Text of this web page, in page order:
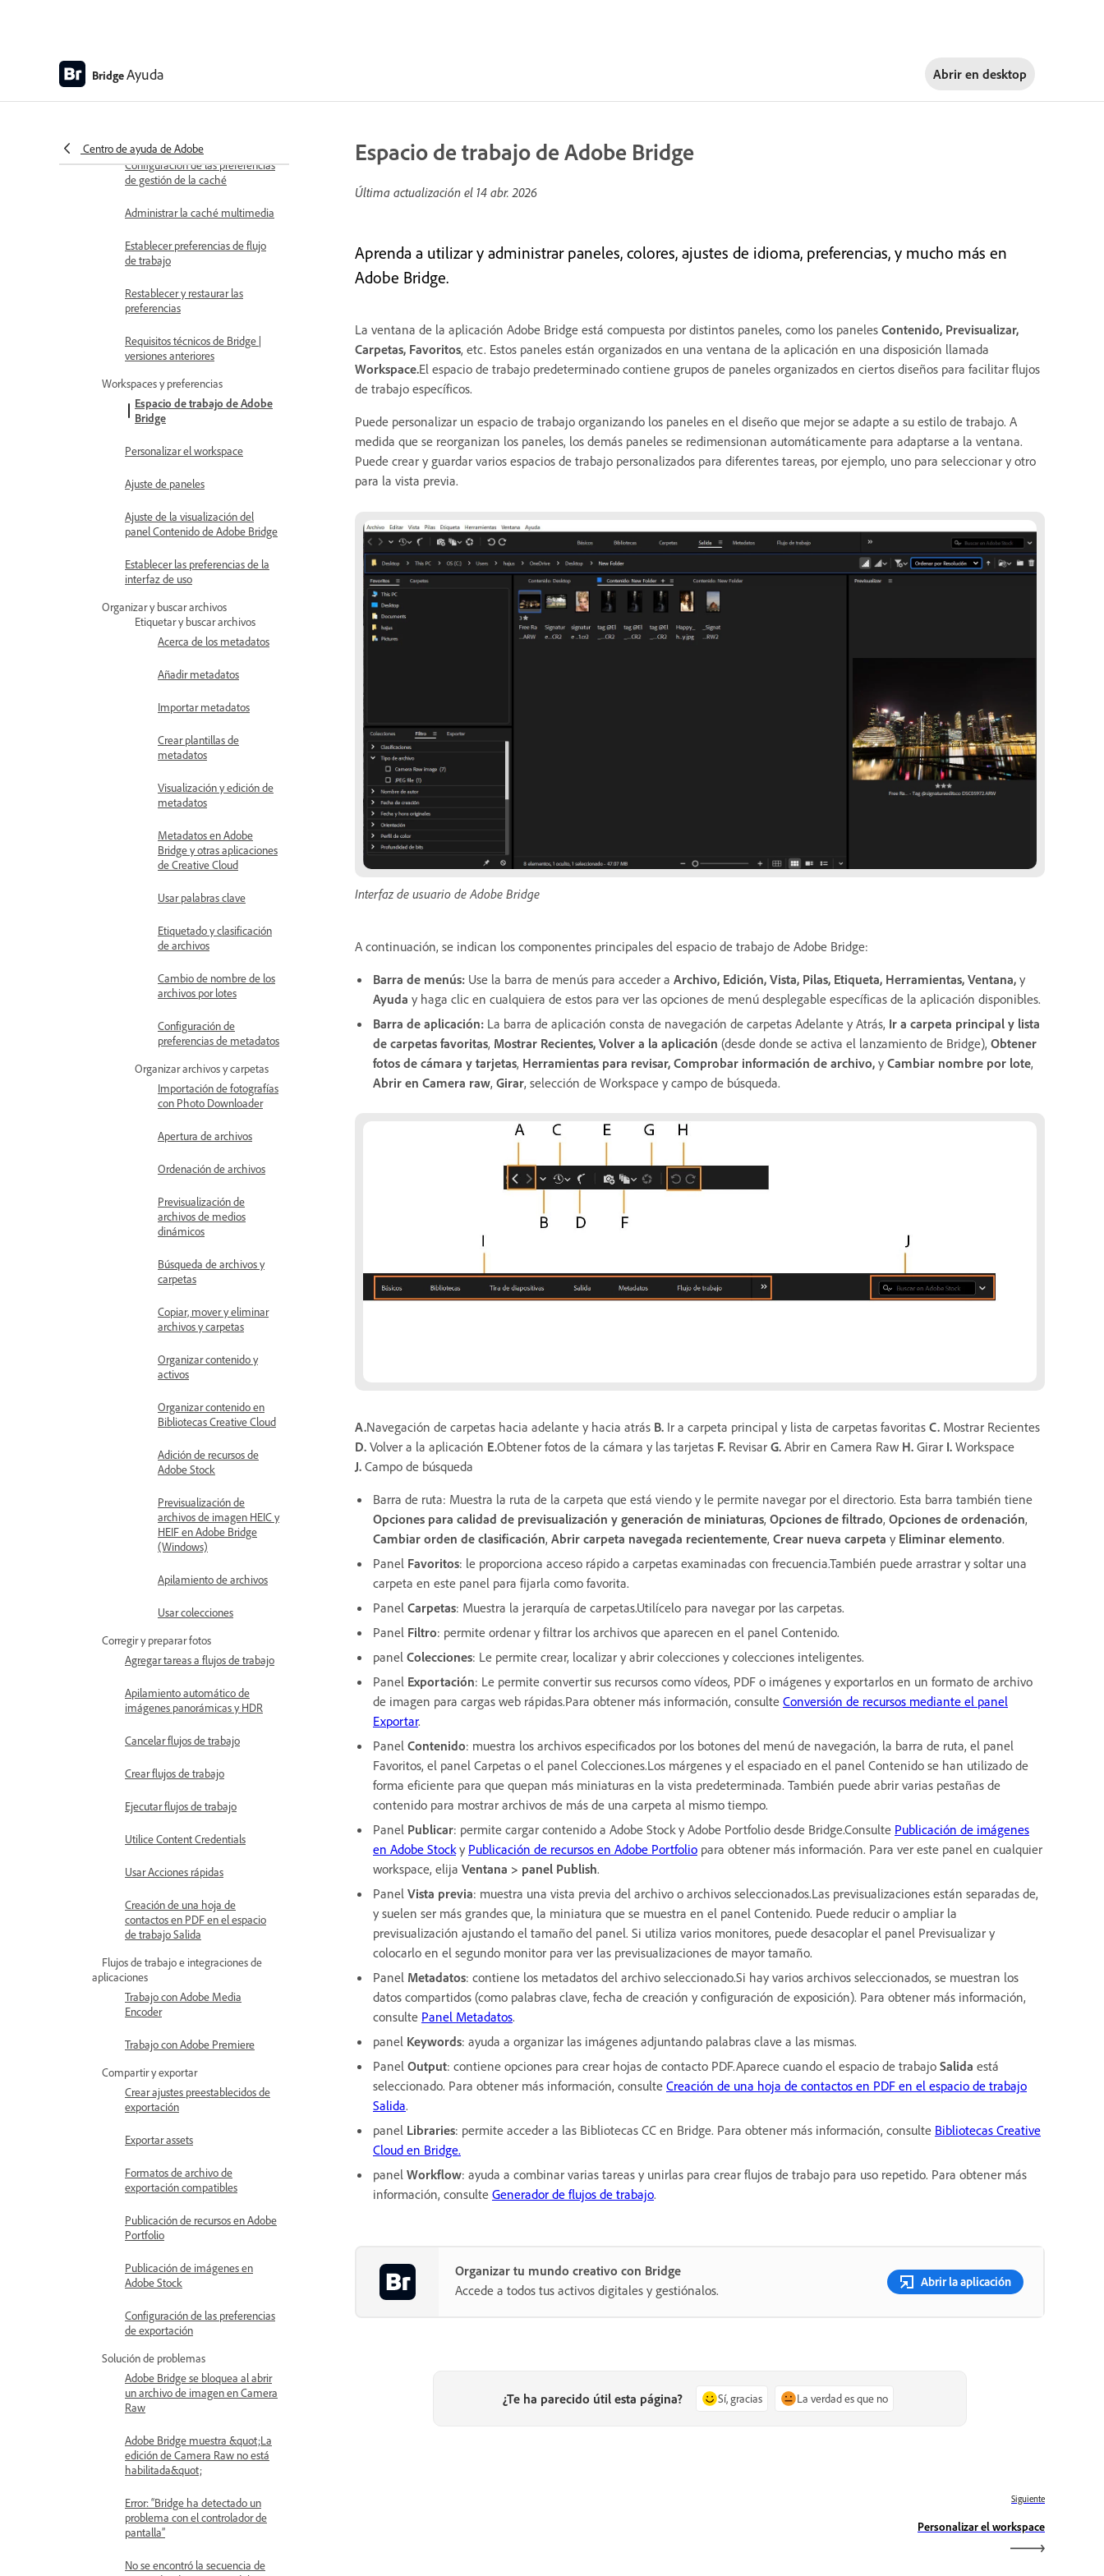
BridgeAyuda Abrir en desktop
Centro de ayuda de Adobe
Cambio de los ajustes de idioma
Configuración de las preferencias
de gestión de la caché
Administrar la caché multimedia
Establecer preferencias de flujo
de trabajo
Restablecer y restaurar las
preferencias
Requisitos técnicos de Bridge |
versiones anteriores
Workspaces y preferencias
Espacio de trabajo de Adobe
Bridge
Personalizar el workspace
Ajuste de paneles
Ajuste de la visualización del
panel Contenido de Adobe Bridge
Establecer las preferencias de la
interfaz de uso
Organizar y buscar archivos
Etiquetar y buscar archivos
Acerca de los metadatos
Añadir metadatos
Importar metadatos
Crear plantillas de
metadatos
Visualización y edición de
metadatos
Metadatos en Adobe
Bridge y otras aplicaciones
de Creative Cloud
Usar palabras clave
Etiquetado y clasificación
de archivos
Cambio de nombre de los
archivos por lotes
Configuración de
preferencias de metadatos
Organizar archivos y carpetas
Importación de fotografías
con Photo Downloader
Apertura de archivos
Ordenación de archivos
Previsualización de
archivos de medios
dinámicos
Búsqueda de archivos y
carpetas
Copiar, mover y eliminar
archivos y carpetas
Organizar contenido y
activos
Organizar contenido en
Bibliotecas Creative Cloud
Adición de recursos de
Adobe Stock
Previsualización de
archivos de imagen HEIC y
HEIF en Adobe Bridge
(Windows)
Apilamiento de archivos
Usar colecciones
Corregir y preparar fotos
Agregar tareas a flujos de trabajo
Apilamiento automático de
imágenes panorámicas y HDR
Cancelar flujos de trabajo
Crear flujos de trabajo
Ejecutar flujos de trabajo
Utilice Content Credentials
Usar Acciones rápidas
Creación de una hoja de
contactos en PDF en el espacio
de trabajo Salida
Flujos de trabajo e integraciones de
aplicaciones
Trabajo con Adobe Media
Encoder
Trabajo con Adobe Premiere
Compartir y exportar
Crear ajustes preestablecidos de
exportación
Exportar assets
Formatos de archivo de
exportación compatibles
Publicación de recursos en Adobe
Portfolio
Publicación de imágenes en
Adobe Stock
Configuración de las preferencias
de exportación
Solución de problemas
Adobe Bridge se bloquea al abrir
un archivo de imagen en Camera
Raw
Adobe Bridge muestra &quot;La
edición de Camera Raw no está
habilitada&quot;
Error: “Bridge ha detectado un
problema con el controlador de
pantalla”
No se encontró la secuencia de
Espacio de trabajo de Adobe Bridge
Última actualización el 14 abr. 2026
Aprenda a utilizar y administrar paneles, colores, ajustes de idioma, preferencias, y mucho más en
Adobe Bridge.
La ventana de la aplicación Adobe Bridge está compuesta por distintos paneles, como los paneles Contenido, Previsualizar,
Carpetas, Favoritos, etc. Estos paneles están organizados en una ventana de la aplicación en una disposición llamada
Workspace.El espacio de trabajo predeterminado contiene grupos de paneles organizados en ciertos diseños para facilitar flujos
de trabajo específicos.
Puede personalizar un espacio de trabajo organizando los paneles en el diseño que mejor se adapte a su estilo de trabajo. A
medida que se reorganizan los paneles, los demás paneles se redimensionan automáticamente para adaptarse a la ventana.
Puede crear y guardar varios espacios de trabajo personalizados para diferentes tareas, por ejemplo, uno para seleccionar y otro
para la vista previa.
Interfaz de usuario de Adobe Bridge
A continuación, se indican los componentes principales del espacio de trabajo de Adobe Bridge:
Barra de menús: Use la barra de menús para acceder a Archivo, Edición, Vista, Pilas, Etiqueta, Herramientas, Ventana, y
Ayuda y haga clic en cualquiera de estos para ver las opciones de menú desplegable específicas de la aplicación disponibles.
Barra de aplicación: La barra de aplicación consta de navegación de carpetas Adelante y Atrás, Ir a carpeta principal y lista
de carpetas favoritas, Mostrar Recientes, Volver a la aplicación (desde donde se activa el lanzamiento de Bridge), Obtener
fotos de cámara y tarjetas, Herramientas para revisar, Comprobar información de archivo, y Cambiar nombre por lote,
Abrir en Camera raw, Girar, selección de Workspace y campo de búsqueda.
A.Navegación de carpetas hacia adelante y hacia atrás B. Ir a carpeta principal y lista de carpetas favoritas C. Mostrar Recientes
D. Volver a la aplicación E.Obtener fotos de la cámara y las tarjetas F. Revisar G. Abrir en Camera Raw H. Girar I. Workspace
J. Campo de búsqueda
Barra de ruta: Muestra la ruta de la carpeta que está viendo y le permite navegar por el directorio. Esta barra también tiene
Opciones para calidad de previsualización y generación de miniaturas, Opciones de filtrado, Opciones de ordenación,
Cambiar orden de clasificación, Abrir carpeta navegada recientemente, Crear nueva carpeta y Eliminar elemento.
Panel Favoritos: le proporciona acceso rápido a carpetas examinadas con frecuencia.También puede arrastrar y soltar una
carpeta en este panel para fijarla como favorita.
Panel Carpetas: Muestra la jerarquía de carpetas.Utilícelo para navegar por las carpetas.
Panel Filtro: permite ordenar y filtrar los archivos que aparecen en el panel Contenido.
panel Colecciones: Le permite crear, localizar y abrir colecciones y colecciones inteligentes.
Panel Exportación: Le permite convertir sus recursos como vídeos, PDF o imágenes y exportarlos en un formato de archivo
de imagen para cargas web rápidas.Para obtener más información, consulte Conversión de recursos mediante el panel
Exportar.
Panel Contenido: muestra los archivos especificados por los botones del menú de navegación, la barra de ruta, el panel
Favoritos, el panel Carpetas o el panel Colecciones.Los márgenes y el espaciado en el panel Contenido se han utilizado de
forma eficiente para que quepan más miniaturas en la vista predeterminada. También puede abrir varias pestañas de
contenido para mostrar archivos de más de una carpeta al mismo tiempo.
Panel Publicar: permite cargar contenido a Adobe Stock y Adobe Portfolio desde Bridge.Consulte Publicación de imágenes
en Adobe Stock y Publicación de recursos en Adobe Portfolio para obtener más información. Para ver este panel en cualquier
workspace, elija Ventana > panel Publish.
Panel Vista previa: muestra una vista previa del archivo o archivos seleccionados.Las previsualizaciones están separadas de,
y suelen ser más grandes que, la miniatura que se muestra en el panel Contenido. Puede reducir o ampliar la
previsualización ajustando el tamaño del panel. Si utiliza varios monitores, puede desacoplar el panel Previsualizar y
colocarlo en el segundo monitor para ver las previsualizaciones de mayor tamaño.
Panel Metadatos: contiene los metadatos del archivo seleccionado.Si hay varios archivos seleccionados, se muestran los
datos compartidos (como palabras clave, fecha de creación y configuración de exposición). Para obtener más información,
consulte Panel Metadatos.
panel Keywords: ayuda a organizar las imágenes adjuntando palabras clave a las mismas.
Panel Output: contiene opciones para crear hojas de contacto PDF.Aparece cuando el espacio de trabajo Salida está
seleccionado. Para obtener más información, consulte Creación de una hoja de contactos en PDF en el espacio de trabajo
Salida.
panel Libraries: permite acceder a las Bibliotecas CC en Bridge. Para obtener más información, consulte Bibliotecas Creative
Cloud en Bridge.
panel Workflow: ayuda a combinar varias tareas y unirlas para crear flujos de trabajo para uso repetido. Para obtener más
información, consulte Generador de flujos de trabajo.
Organizar tu mundo creativo con Bridge
Accede a todos tus activos digitales y gestiónalos.
Abrir la aplicación
¿Te ha parecido útil esta página? Sí, gracias La verdad es que no
Siguiente
Personalizar el workspace